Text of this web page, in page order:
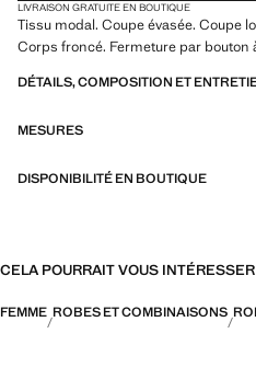
LIVRAISON GRATUITE EN BOUTIQUE
Tissu modal. Coupe évasée. Coupe
Corps froncé. Fermeture par bouton
DÉTAILS, COMPOSITION ET
MESURES
DISPONIBILITÉ EN BOUTIQUE
CELA POURRAIT VOUS INTÉRESSER
FEMME ROBES ET COMBINAISONS